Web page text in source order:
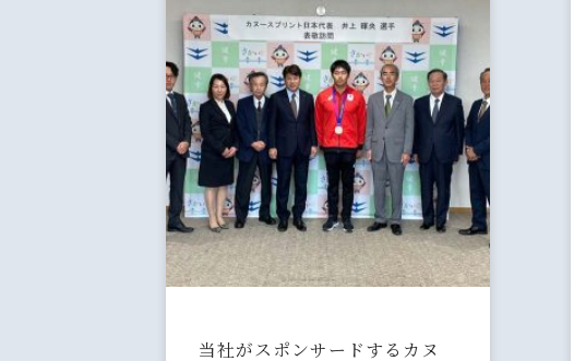
当社がスポンサードするカヌ